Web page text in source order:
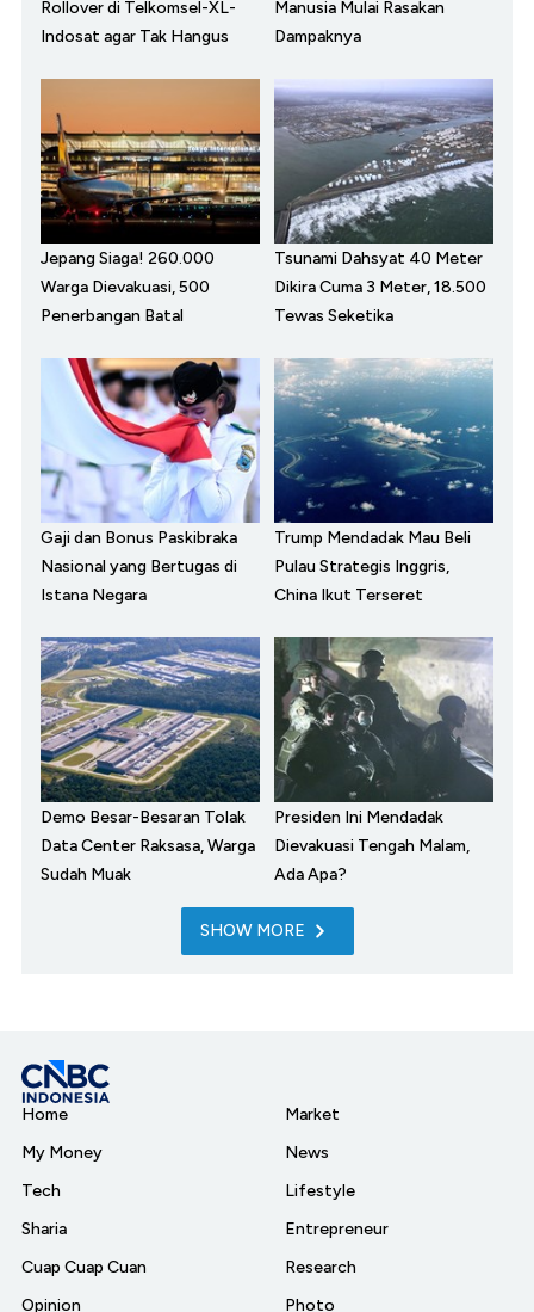
Rollover di Telkomsel-XL-
Indosat agar Tak Hangus
Manusia Mulai Rasakan
Dampaknya
Jepang Siaga! 260.000
Warga Dievakuasi, 500
Penerbangan Batal
Tsunami Dahsyat 40 Meter
Dikira Cuma 3 Meter, 18.500
Tewas Seketika
Gaji dan Bonus Paskibraka
Nasional yang Bertugas di
Istana Negara
Trump Mendadak Mau Beli
Pulau Strategis Inggris,
China Ikut Terseret
Demo Besar-Besaran Tolak
Data Center Raksasa, Warga
Sudah Muak
Presiden Ini Mendadak
Dievakuasi Tengah Malam,
Ada Apa?
SHOW MORE
Home
My Money
Tech
Sharia
Cuap Cuap Cuan
Opinion
Market
News
Lifestyle
Entrepreneur
Research
Photo